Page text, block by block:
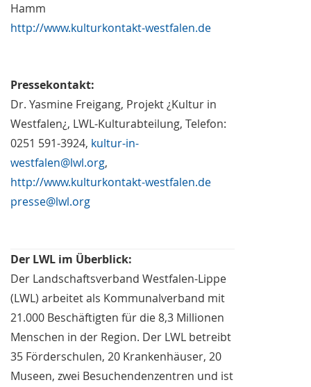
Hamm
http://www.kulturkontakt-westfalen.de
Pressekontakt:
Dr. Yasmine Freigang, Projekt ¿Kultur in
Westfalen¿, LWL-Kulturabteilung, Telefon:
0251 591-3924, kultur-in-
westfalen@lwl.org,
http://www.kulturkontakt-westfalen.de
presse@lwl.org
Der LWL im Überblick:
Der Landschaftsverband Westfalen-Lippe
(LWL) arbeitet als Kommunalverband mit
21.000 Beschäftigten für die 8,3 Millionen
Menschen in der Region. Der LWL betreibt
35 Förderschulen, 20 Krankenhäuser, 20
Museen, zwei Besuchendenzentren und ist